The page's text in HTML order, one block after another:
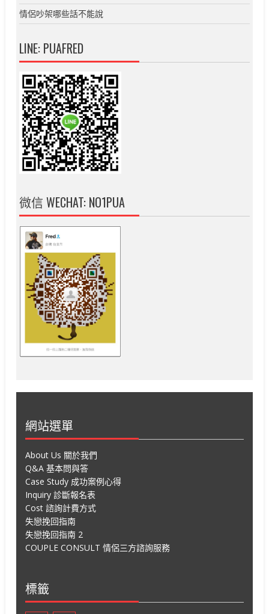
情侶吵架哪些話不能說
LINE: PUAFRED
微信 WECHAT: NO1PUA
網站選單
About Us 關於我們
Q&A 基本問與答
Case Study 成功案例心得
Inquiry 診斷報名表
Cost 諮詢計費方式
失戀挽回指南
失戀挽回指南 2
COUPLE CONSULT 情侶三方諮詢服務
標籤